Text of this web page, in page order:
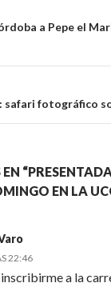
a Pepe el
safari fotográfico
EN LA
22:46
a la